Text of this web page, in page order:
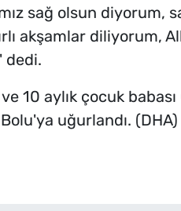
sağ olsun diyorum,
akşamlar diliyorum,
dedi.
10 aylık çocuk
uğurlandı. (DHA)